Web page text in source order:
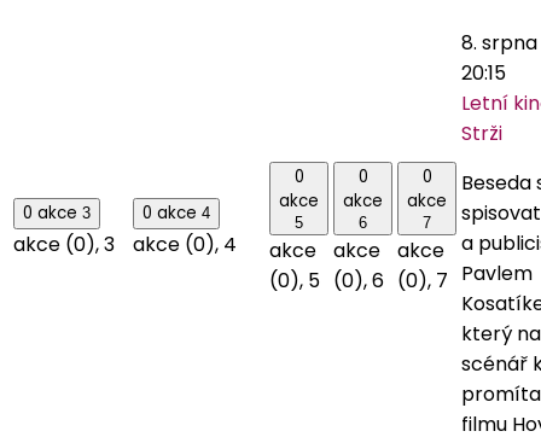
0 akce 3
akce (0),3
0 akce 4
akce (0), 4
0
akce
5
akce
(0), 5
0
akce
6
akce
(0),6
0
akce
7
akce
(0), 7
8. srpna
20:15
Letní
Strži
Beseda
a
Pavlem
který
scénář
filmu